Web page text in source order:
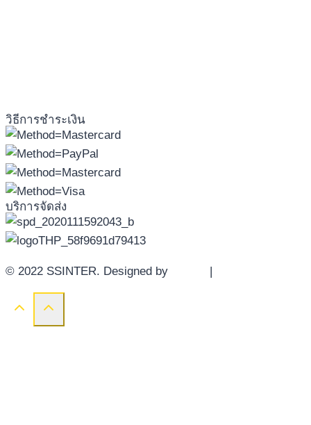
วิธีการชำระเงิน
บริการจัดส่ง
© 2022 SSINTER. Designed by |